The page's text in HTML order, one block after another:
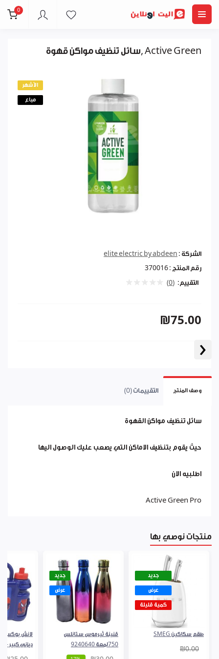
0
‹
سائل تنظيف مواكن قهوة, Active Green
الأشهر
مباع
الشركة : elite electric by abdeen
رقم المنتج : 370016
التقييم: (0)
₪75.00
وصف المنتج التقييمات (0)
سائل تنظيف مواكن القهوة
حيث يقوم بتنظيف الاماكن التي يصعب عليك الوصول اليها
اطلبيه الان
Active Green Pro
منتجات نوصي بها
جديد
عرض
كمية قليلة
طقم سكاكين SMEG
₪0.00
جديد
عرض
قنينة ثيرموس ستانلس
750لمعة 9240640
لانش بوكس
ديزني كبير